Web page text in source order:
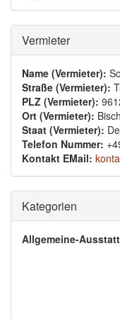
Ausblenden
Vermieter
Name (Vermieter):
Straße (Vermieter):
PLZ (Vermieter):
Ort (Vermieter):
Staat (Vermieter):
Telefon Nummer:
Kontakt EMail:
Ausblenden
Kategorien
Allgemeine-